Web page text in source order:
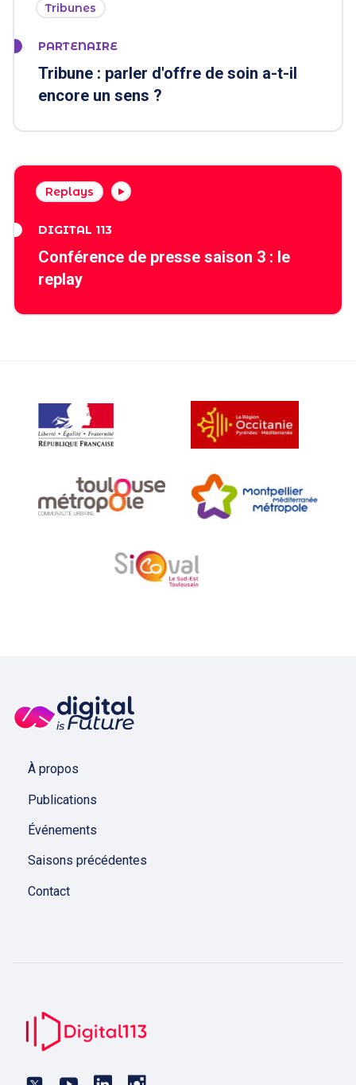
Tribunes
PARTENAIRE
Tribune : parler d'offre de soin a-t-il
encore un sens ?
Replays
DIGITAL 113
Conférence de presse saison 3 : le
replay
À propos
Publications
Événements
Saisons précédentes
Contact